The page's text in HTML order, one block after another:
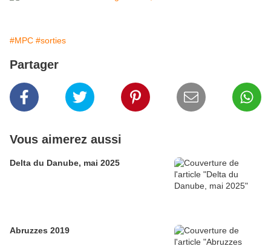
#MPC #sorties
Partager
Vous aimerez aussi
Delta du Danube, mai 2025
Abruzzes 2019